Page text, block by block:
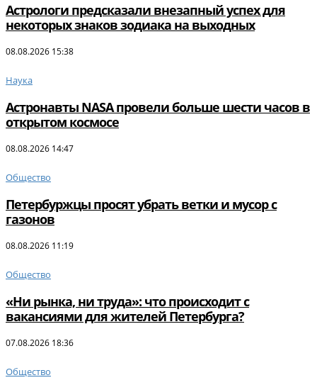
Астрологи предсказали внезапный успех для
некоторых знаков зодиака на выходных
08.08.2026 15:38
Наука
Астронавты NASA провели больше шести часов в
открытом космосе
08.08.2026 14:47
Общество
Петербуржцы просят убрать ветки и мусор с
газонов
08.08.2026 11:19
Общество
«Ни рынка, ни труда»: что происходит с
вакансиями для жителей Петербурга?
07.08.2026 18:36
Общество